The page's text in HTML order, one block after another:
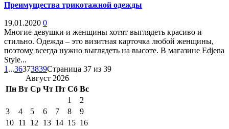
Преимущества трикотажной одежды
19.01.2020 0
Многие девушки и женщины хотят выглядеть красиво и
стильно. Одежда – это визитная карточка любой женщины,
поэтому всегда нужно выглядеть на высоте. В магазине Edjena
Style...
1 ...36373839Страница 37 из 39
Август 2026
Пн Вт Ср Чт Пт Сб Вс
1
2
3
4 5 6 7 8
9
10 11 12 13 14 15 16